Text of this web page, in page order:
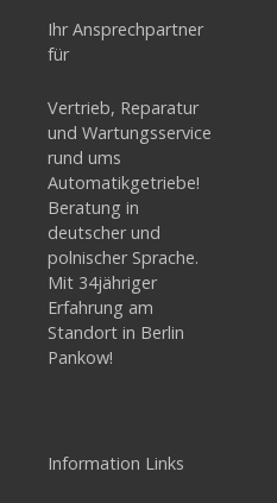
Ihr Ansprechpartner
für
Vertrieb, Reparatur
und Wartungsservice
rund ums
Automatikgetriebe!
Beratung in
deutscher und
polnischer Sprache.
Mit 34jähriger
Erfahrung am
Standort in Berlin
Pankow!
Information Links